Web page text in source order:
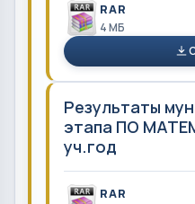
RAR
4 MБ
Результаты
этапа ПО
уч.год
RAR